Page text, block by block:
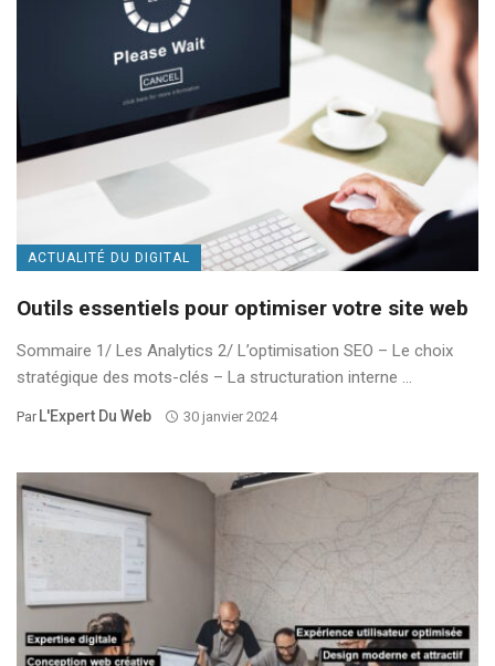
ACTUALITÉ DU DIGITAL
Outils essentiels pour optimiser votre site web
Sommaire 1/ Les Analytics 2/ L’optimisation SEO – Le choix
stratégique des mots-clés – La structuration interne ...
Par L'Expert Du Web 30 janvier 2024